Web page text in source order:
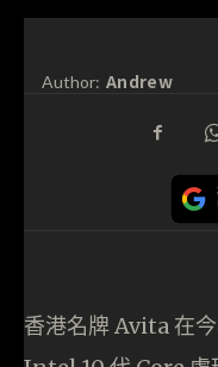
Author: Andrew
香港名牌 Avita 在